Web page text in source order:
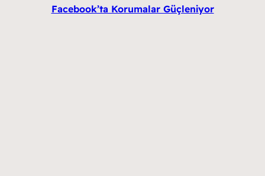
Facebook’ta Korumalar Güçleniyor